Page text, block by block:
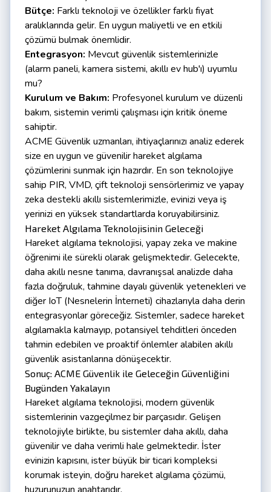
Bütçe: Farklı teknoloji ve özellikler farklı fiyat
aralıklarında gelir. En uygun maliyetli ve en etkili
çözümü bulmak önemlidir.
Entegrasyon: Mevcut güvenlik sistemlerinizle
(alarm paneli, kamera sistemi, akıllı ev hub'ı) uyumlu
mu?
Kurulum ve Bakım: Profesyonel kurulum ve düzenli
bakım, sistemin verimli çalışması için kritik öneme
sahiptir.
ACME Güvenlik uzmanları, ihtiyaçlarınızı analiz ederek
size en uygun ve güvenilir hareket algılama
çözümlerini sunmak için hazırdır. En son teknolojiye
sahip PIR, VMD, çift teknoloji sensörlerimiz ve yapay
zeka destekli akıllı sistemlerimizle, evinizi veya iş
yerinizi en yüksek standartlarda koruyabilirsiniz.
Hareket Algılama Teknolojisinin Geleceği
Hareket algılama teknolojisi, yapay zeka ve makine
öğrenimi ile sürekli olarak gelişmektedir. Gelecekte,
daha akıllı nesne tanıma, davranışsal analizde daha
fazla doğruluk, tahmine dayalı güvenlik yetenekleri ve
diğer IoT (Nesnelerin İnterneti) cihazlarıyla daha derin
entegrasyonlar göreceğiz. Sistemler, sadece hareket
algılamakla kalmayıp, potansiyel tehditleri önceden
tahmin edebilen ve proaktif önlemler alabilen akıllı
güvenlik asistanlarına dönüşecektir.
Sonuç: ACME Güvenlik ile Geleceğin Güvenliğini
Bugünden Yakalayın
Hareket algılama teknolojisi, modern güvenlik
sistemlerinin vazgeçilmez bir parçasıdır. Gelişen
teknolojiyle birlikte, bu sistemler daha akıllı, daha
güvenilir ve daha verimli hale gelmektedir. İster
evinizin kapısını, ister büyük bir ticari kompleksi
korumak isteyin, doğru hareket algılama çözümü,